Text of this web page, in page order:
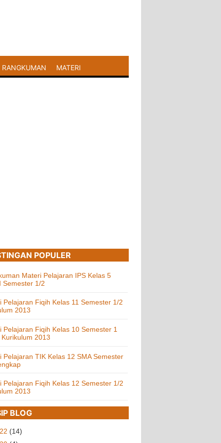
RANGKUMAN MATERI
POPULER
Materi Pelajaran IPS Kelas 5
Semester 1/2
Pelajaran Fiqih Kelas 11 Semester 1/2
2013
Pelajaran Fiqih Kelas 10 Semester 1
2013
Pelajaran TIK Kelas 12 SMA Semester
Pelajaran Fiqih Kelas 12 Semester 1/2
2013
BLOG
(14)